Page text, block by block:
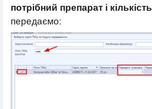
потрібний препарат і кількість
передаємо: